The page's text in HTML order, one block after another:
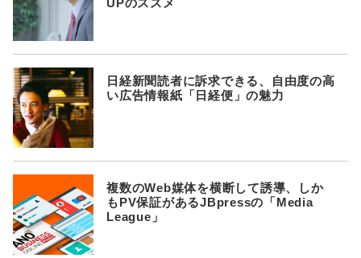
UPのススメ
日経新聞読者に訴求できる、自由度の高
い広告情報紙「日経便」の魅力
複数のWeb媒体を横断して誘導、しか
もPV保証があるJBpressの「Media
League」